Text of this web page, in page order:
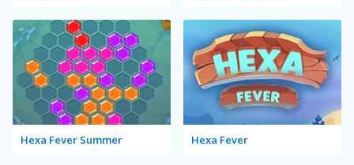
Hexa Fever Summer Hexa Fever